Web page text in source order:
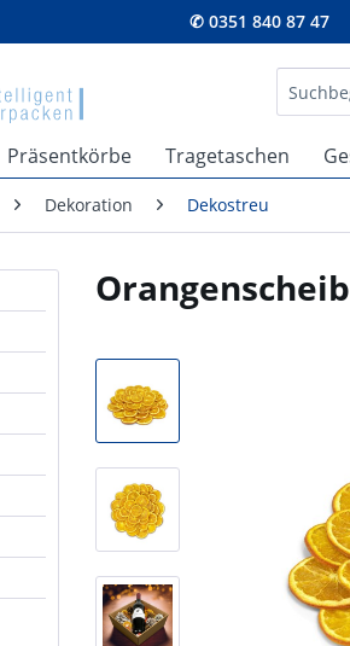
✆ 0351 840 87 47
Präsentkörbe Tragetaschen
Dekoration Dekostreu